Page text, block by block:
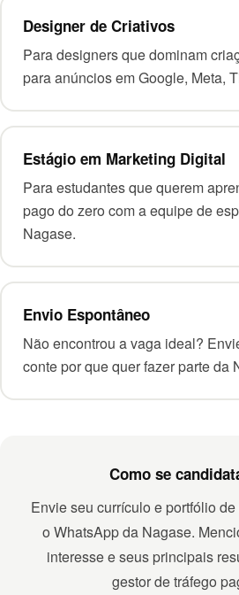
Designer de Criativos
Para designers que dominam
para anúncios em Google, Meta,
Estágio em Marketing Digital
Para estudantes que querem
pago do zero com a equipe de
Nagase.
Envio Espontâneo
Não encontrou a vaga ideal?
conte por que quer fazer parte da
Como se
Envie seu currículo e portfólio
o WhatsApp da Nagase.
interesse e seus principais
gestor de tráfego